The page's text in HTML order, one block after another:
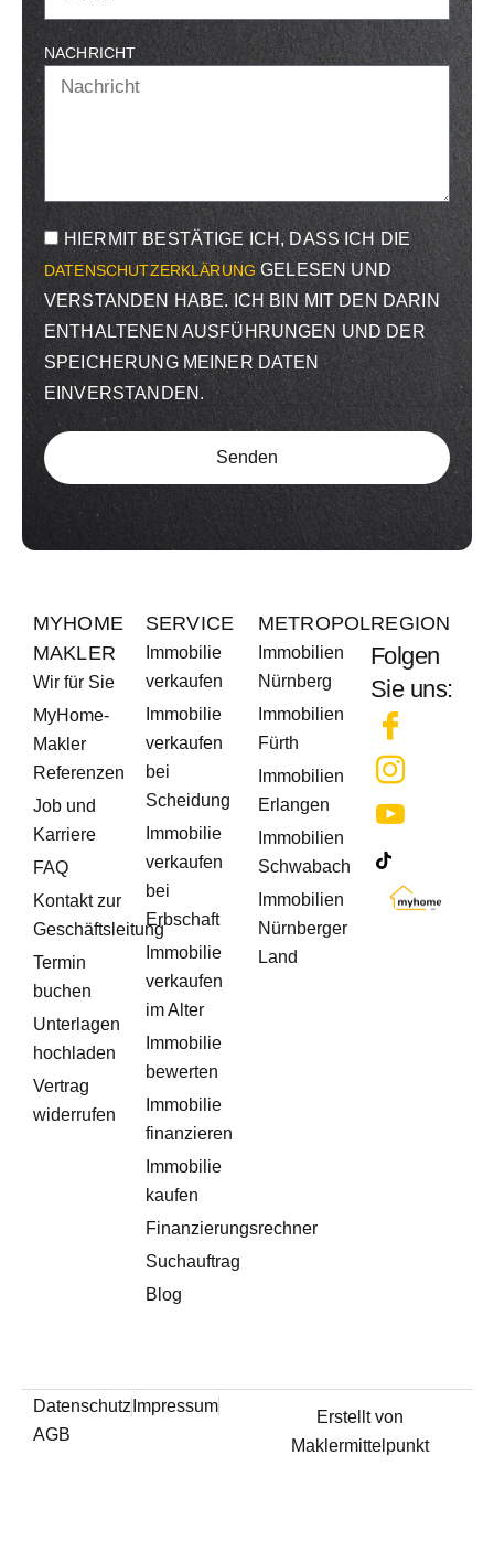
NACHRICHT
HIERMIT BESTÄTIGE ICH, DASS ICH DIE
DATENSCHUTZERKLÄRUNGGELESEN UND
VERSTANDEN HABE. ICH BIN MIT DEN DARIN
ENTHALTENEN AUSFÜHRUNGEN UND DER
SPEICHERUNG MEINER DATEN
EINVERSTANDEN.
Senden
MYHOME
MAKLER
Wir für Sie
MyHome-
Makler
Referenzen
Job und
Karriere
FAQ
Kontakt zur
Geschäftsleitung
Termin
buchen
Unterlagen
hochladen
Vertrag
widerrufen
SERVICE
Immobilie
verkaufen
Immobilie
verkaufen
bei
Scheidung
Immobilie
verkaufen
bei
Erbschaft
Immobilie
verkaufen
im Alter
Immobilie
bewerten
Immobilie
finanzieren
Immobilie
kaufen
Finanzierungsrechner
Suchauftrag
Blog
METROPOLREGION
Immobilien
Nürnberg
Immobilien
Fürth
Immobilien
Erlangen
Immobilien
Schwabach
Immobilien
Nürnberger
Land
Folgen
Sie uns:
Datenschutz Impressum
AGB
Erstellt von
Maklermittelpunkt